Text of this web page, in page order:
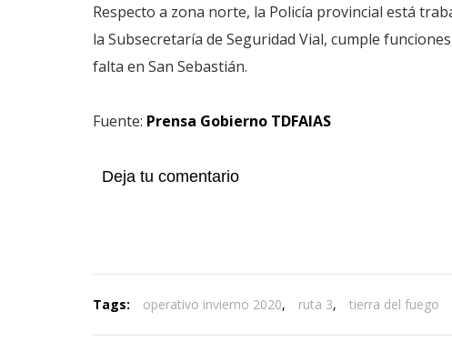
Respecto a zona norte, la Policía provincial está
la Subsecretaría de Seguridad Vial, cumple
falta en San Sebastián.
Fuente: Prensa Gobierno TDFAIAS
Deja tu comentario
Tags: operativo invierno 2020, ruta 3, tierra del fuego